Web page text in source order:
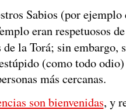
Sabios (por
eran respetuosos
de la Torá; sin
(como todo
más cercanas.
son bienvenidas, y